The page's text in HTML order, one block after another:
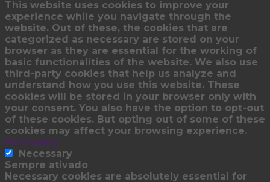
This website uses cookies to improve your
experience while you navigate through the
website. Out of these, the cookies that are
categorized as necessary are stored on your
browser as they are essential for the working of
basic functionalities of the website. We also use
third-party cookies that help us analyze and
understand how you use this website. These
cookies will be stored in your browser only with
your consent. You also have the option to opt-out
of these cookies. But opting out of some of these
cookies may affect your browsing experience.
Necessary
Necessary
Sempre ativado
Necessary cookies are absolutely essential for